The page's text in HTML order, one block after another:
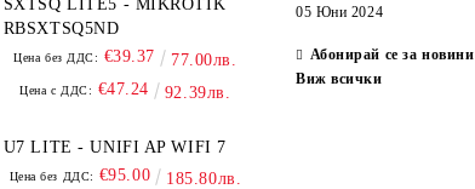
SXTSQ LITE5 - MIKROTIK
RBSXTSQ5ND
Цена без ДДС: €39.37 77.00лв.
Цена с ДДС: €47.24 92.39лв.
U7 LITE - UNIFI AP WIFI 7
Цена без ДДС: €95.00 185.80лв.
05 Юни 2024
Абонирай се за новини
Виж всички